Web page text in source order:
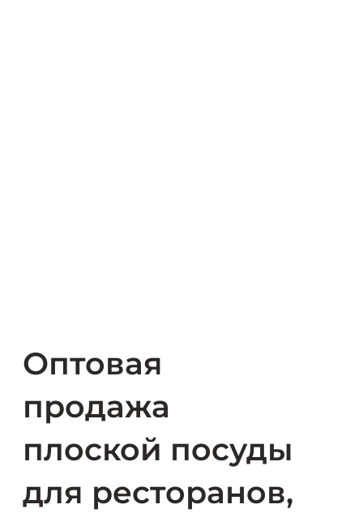
Оптовая
продажа
плоской посуды
для ресторанов,